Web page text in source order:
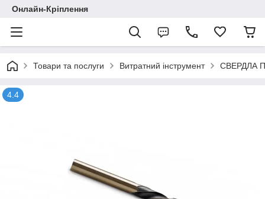
Онлайн-Кріплення
Товари та послуги Витратний інструмент СВЕРДЛА
4.4